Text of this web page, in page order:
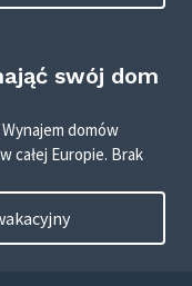
swój dom
domów
całej Europie. Brak